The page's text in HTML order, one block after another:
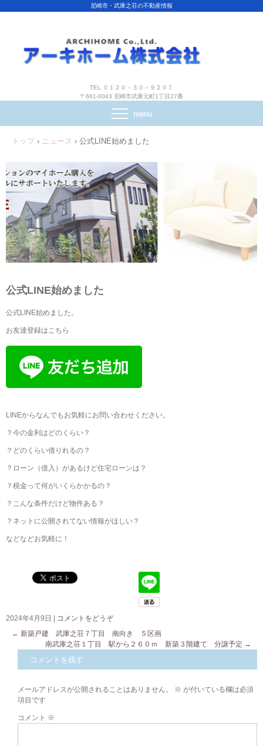
尼崎市・武庫之荘の不動産情報
TEL.０１２０－３０－９２０７
〒661-0043 尼崎市武庫元町1丁目27番
トップ › ニュース › 公式LINE始めました
公式LINE始めました
公式LINE始めました。
お友達登録はこちら
LINEからなんでもお気軽にお問い合わせください。
？今の金利はどのくらい？
？どのくらい借りれるの？
？ローン（借入）があるけど住宅ローンは？
？税金って何がいくらかかるの？
？こんな条件だけど物件ある？
？ネットに公開されてない情報がほしい？
などなどお気軽に！
2024年4月9日
コメントをどうぞ
← 新築戸建 武庫之荘７丁目 南向き ５区画
南武庫之荘１丁目 駅から２６０ｍ 新築３階建て 分譲予定 →
コメントを残す
メールアドレスが公開されることはありません。 ※ が付いている欄は必須
項目です
コメント ※